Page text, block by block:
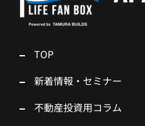
TOP
新着情報・セミナー
不動産投資用コラム